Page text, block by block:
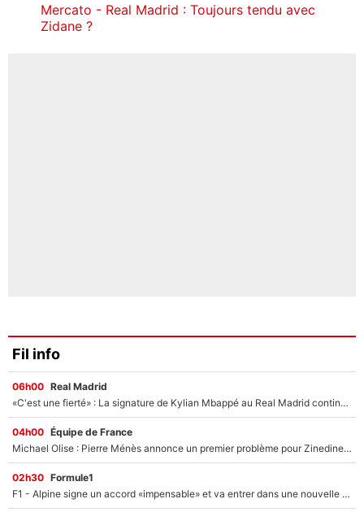
Mercato - Real Madrid : Toujours tendu avec
Zidane ?
Fil info
06h00 Real Madrid
«C'est une fierté» : La signature de Kylian Mbappé au Real Madrid continue de régaler l'Espagne
04h00 Équipe de France
Michael Olise : Pierre Ménès annonce un premier problème pour Zinedine Zidane en équipe de France
02h30 Formule1
F1 - Alpine signe un accord «impensable» et va entrer dans une nouvelle dimension : Grande nouvelle pour Pierre Gasly !